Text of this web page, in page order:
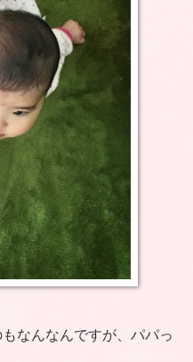
なんなんですが、パパっ